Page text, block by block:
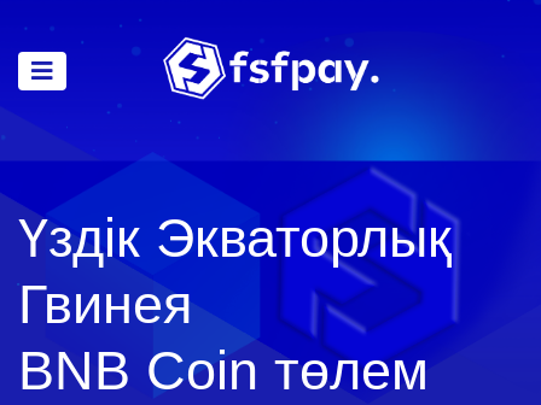
Үздік Экваторлық
Гвинея
BNB Coin төлем